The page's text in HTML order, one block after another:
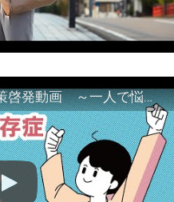
「ギャンブル等依存症対策啓発動画 ～一人で悩まず、家族で悩まず、まず！相談機関へ～」